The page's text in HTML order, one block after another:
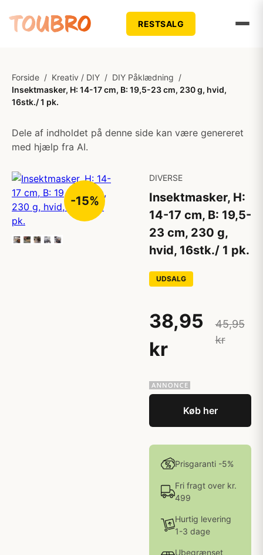
RESTSALG
Forside / Kreativ / DIY / DIY Påklædning /
Insektmasker, H: 14-17 cm, B: 19,5-23 cm, 230 g, hvid,
16stk./ 1 pk.
Dele af indholdet på denne side kan være genereret
med hjælp fra AI.
-15%
DIVERSE
Insektmasker, H:
14-17 cm, B: 19,5-
23 cm, 230 g,
hvid, 16stk./ 1 pk.
UDSALG
38,95
kr
45,95
kr
Køb her
Prisgaranti -5%
Fri fragt over kr.
499
Hurtig levering
1-3 dage
Ubegrænset